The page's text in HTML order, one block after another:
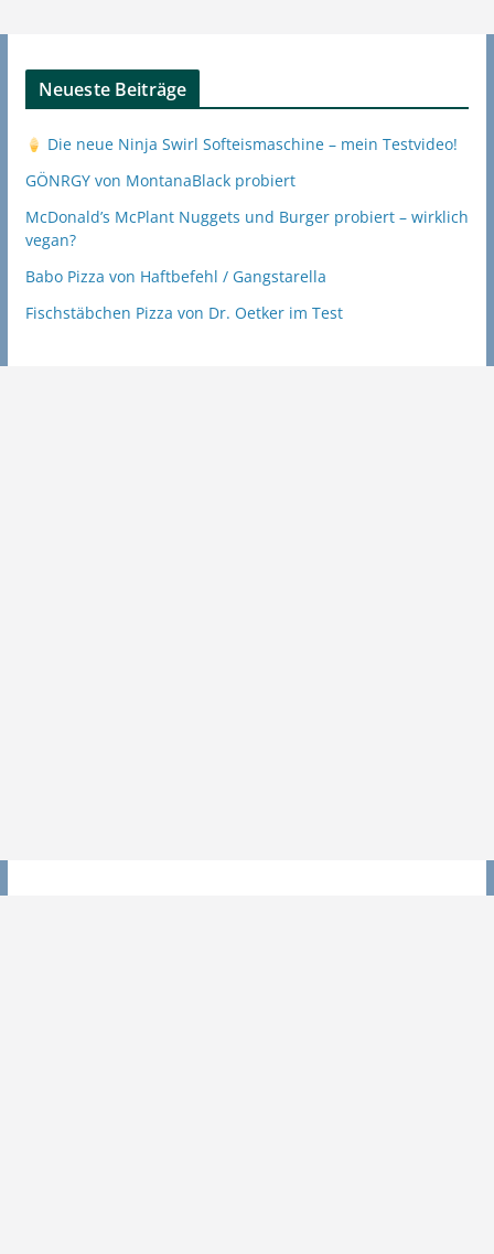
Neueste Beiträge
Die neue Ninja Swirl Softeismaschine – mein Testvideo!
GÖNRGY von MontanaBlack probiert
McDonald’s McPlant Nuggets und Burger probiert – wirklich
vegan?
Babo Pizza von Haftbefehl / Gangstarella
Fischstäbchen Pizza von Dr. Oetker im Test